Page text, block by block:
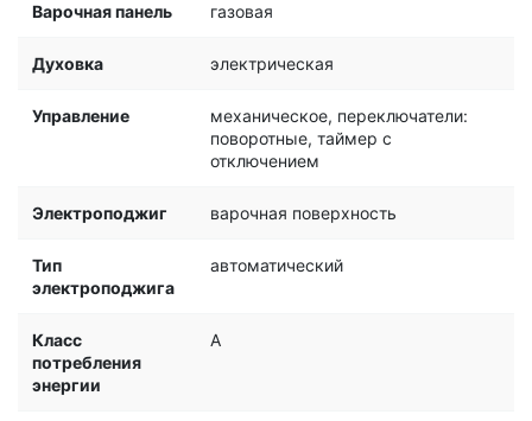
Варочная панель газовая
Духовка электрическая
Управление
механическое, переключатели:
поворотные, таймер с
отключением
Электроподжиг варочная поверхность
Тип
электроподжига
автоматический
Класс
потребления
энергии
A